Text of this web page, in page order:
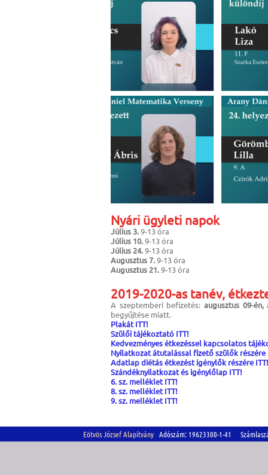
Nyári ügyleti napok
Július 3.9-13 óra
Július 10.9-13 óra
Július 24.9-13 óra
Augusztus 7.9-13 óra
Augusztus 21.9-13 óra
2019-2020-as tanév,
A szeptemberi befizetés:augusztus 09-én,
begyűjtése miatt.
Plakát ITT!
Szülői tájékoztató ITT!
Kedvezményes étkezéssel kapcsolatos
Nyilatkozat átutalással fizető szülők részére
Adatlap diétás étkezést igénylők részére
Szándéknyilatkozat és igénylőlap ITT!
6. sz. melléklet ITT!
8. sz. melléklet ITT!
9. sz. melléklet ITT!
Eötvös József Alapítvány Adószám: 19623300-1-41